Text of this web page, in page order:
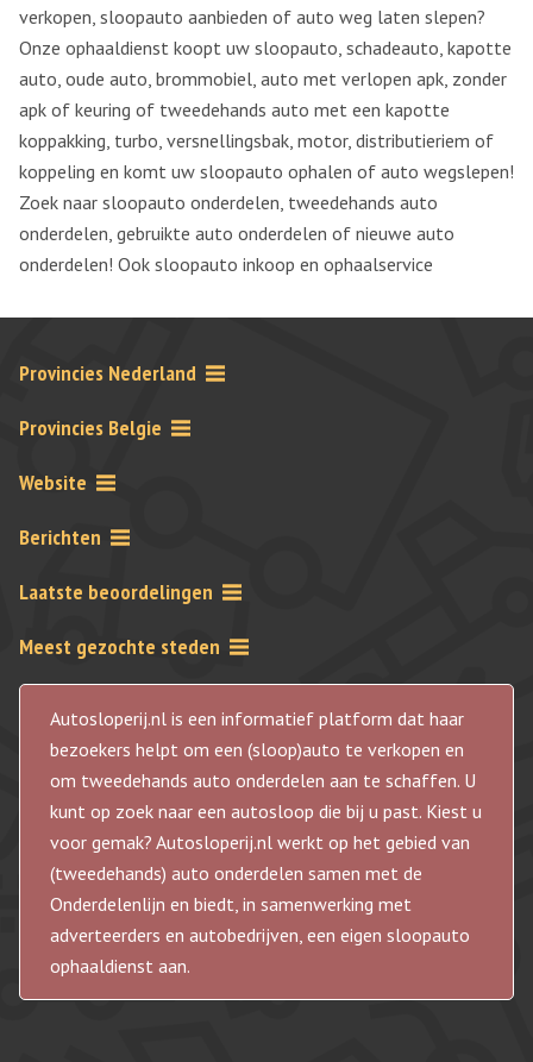
verkopen, sloopauto aanbieden of auto weg laten slepen?
Onze ophaaldienst koopt uw sloopauto, schadeauto, kapotte
auto, oude auto, brommobiel, auto met verlopen apk, zonder
apk of keuring of tweedehands auto met een kapotte
koppakking, turbo, versnellingsbak, motor, distributieriem of
koppeling en komt uw sloopauto ophalen of auto wegslepen!
Zoek naar sloopauto onderdelen, tweedehands auto
onderdelen, gebruikte auto onderdelen of nieuwe auto
onderdelen! Ook sloopauto inkoop en ophaalservice
Provincies Nederland
Provincies Belgie
Website
Berichten
Laatste beoordelingen
Meest gezochte steden
Autosloperij.nl is een informatief platform dat haar
bezoekers helpt om een (sloop)auto te verkopen en
om tweedehands auto onderdelen aan te schaffen. U
kunt op zoek naar een autosloop die bij u past. Kiest u
voor gemak? Autosloperij.nl werkt op het gebied van
(tweedehands) auto onderdelen samen met de
Onderdelenlijn en biedt, in samenwerking met
adverteerders en autobedrijven, een eigen sloopauto
ophaaldienst aan.